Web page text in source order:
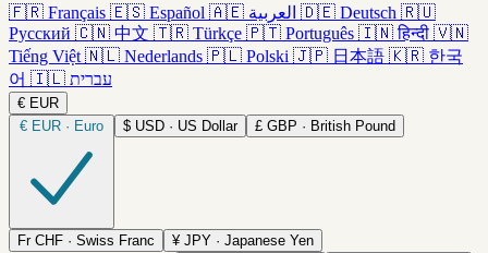
🇫🇷 Français 🇪🇸 Español 🇦🇪 العربية 🇩🇪 Deutsch 🇷🇺
Русский 🇨🇳 中文 🇹🇷 Türkçe 🇵🇹 Português 🇮🇳 हिन्दी 🇻🇳
Tiếng Việt 🇳🇱 Nederlands 🇵🇱 Polski 🇯🇵 日本語 🇰🇷 한국
어 🇮🇱 עברית
€ EUR
€ EUR · Euro $ USD · US Dollar £ GBP · British Pound
Fr CHF · Swiss Franc ¥ JPY · Japanese Yen